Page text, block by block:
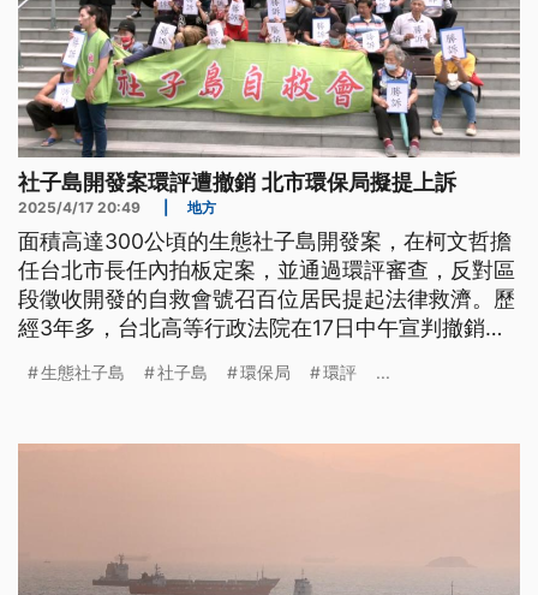
社子島開發案環評遭撤銷 北市環保局擬提上訴
2025/4/17 20:49 地方
面積高達300公頃的生態社子島開發案，在柯文哲擔
任台北市長任內拍板定案，並通過環評審查，反對區
段徵收開發的自救會號召百位居民提起法律救濟。歷
經3年多，台北高等行政法院在17日中午宣判撤銷環
會提起上訴。
生態社子島 社子島 環保局 環評 ...